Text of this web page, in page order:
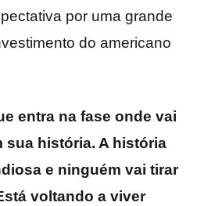
por uma grande
do americano
entra na fase onde vai
sua história. A história
e ninguém vai tirar
voltando a viver